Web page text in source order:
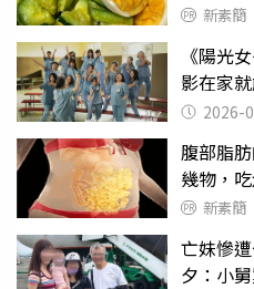
新素簡
《陽光
影在家
2026-
腹部脂
幾物，
新素簡
亡妹慘
夕：小